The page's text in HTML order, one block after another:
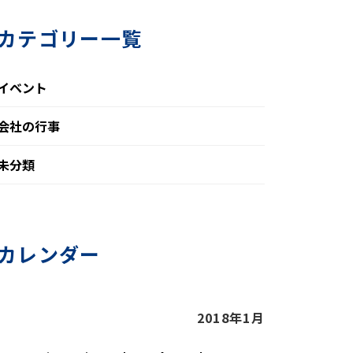
テゴリー一覧
ベント
社の行事
分類
レンダー
2018年1月